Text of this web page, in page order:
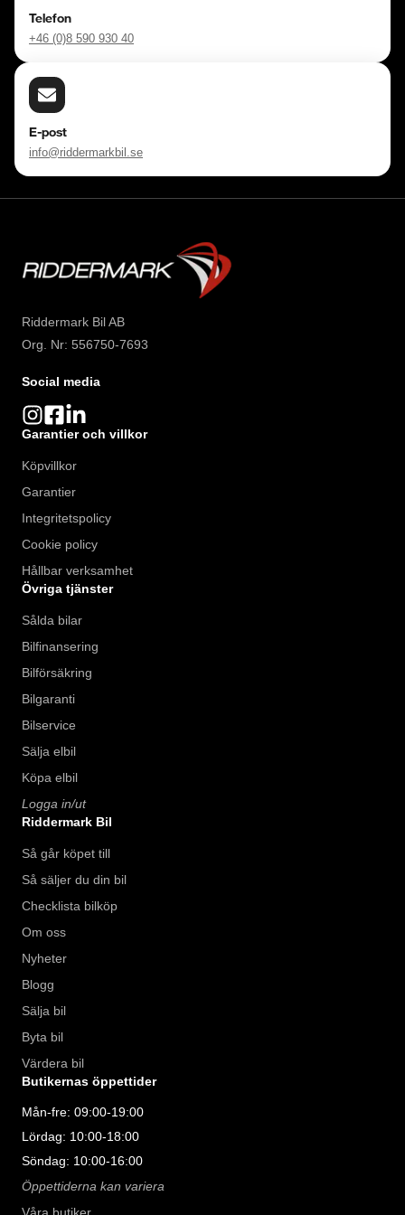
Telefon
+46 (0)8 590 930 40
E-post
info@riddermarkbil.se
Riddermark Bil AB
Org. Nr: 556750-7693
Social media
Garantier och villkor
Köpvillkor
Garantier
Integritetspolicy
Cookie policy
Hållbar verksamhet
Övriga tjänster
Sålda bilar
Bilfinansering
Bilförsäkring
Bilgaranti
Bilservice
Sälja elbil
Köpa elbil
Logga in/ut
Riddermark Bil
Så går köpet till
Så säljer du din bil
Checklista bilköp
Om oss
Nyheter
Blogg
Sälja bil
Byta bil
Värdera bil
Butikernas öppettider
Mån-fre: 09:00-19:00
Lördag: 10:00-18:00
Söndag: 10:00-16:00
Öppettiderna kan variera